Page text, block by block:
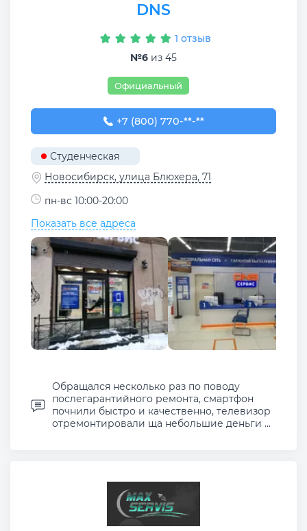
DNS
1 отзыв
№6 из 45
Официальный
+7 (800) 770-78-88
+7 (800) 770-**-**
Студенческая
Новосибирск, улица Блюхера, 71
пн-вс 10:00-20:00
Показать все адреса
Обращался несколько раз по поводу
послегарантийного ремонта, смартфон
почнили быстро и качественно, телевизор
отремонтировали ща небольшие деньги ...